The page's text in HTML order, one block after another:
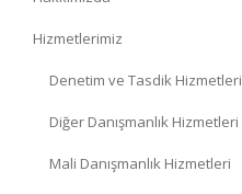
Hizmetlerimiz
Denetim ve Tasdik Hizmetleri
Diğer Danışmanlık Hizmetleri
Mali Danışmanlık Hizmetleri